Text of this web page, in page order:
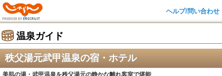
ヘルプ/問い合わせ
温泉ガイド
秩父湯元武甲温泉の宿・ホテル
美肌の湯・武甲温泉を秩父湯元の静かな離れ客室で堪能